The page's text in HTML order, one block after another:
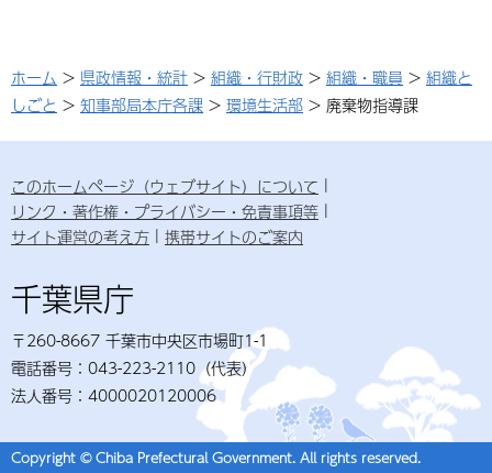
ホーム > 県政情報・統計 > 組織・行財政 > 組織・職員 > 組織と
しごと > 知事部局本庁各課 > 環境生活部 > 廃棄物指導課
このホームページ（ウェブサイト）について
リンク・著作権・プライバシー・免責事項等
サイト運営の考え方
携帯サイトのご案内
千葉県庁
〒260-8667 千葉市中央区市場町1-1
電話番号：043-223-2110（代表）
法人番号：4000020120006
Copyright © Chiba Prefectural Government. All rights reserved.